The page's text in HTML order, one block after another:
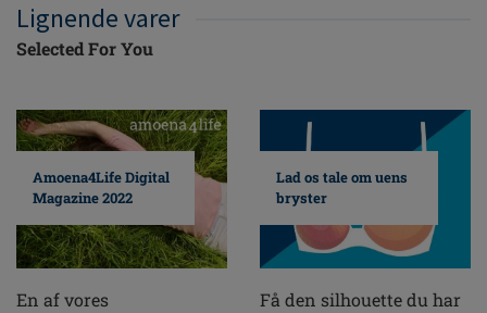
Lignende varer
Selected For You
Amoena4Life Digital
Magazine 2022
En af vores
Lad os tale om uens
bryster
Få den silhouette du har